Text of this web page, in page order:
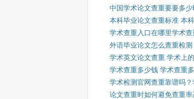
中国学术论文查重要要多少
本科毕业论文查重标准 本
学术查重入口在哪里学术
外语毕业论文怎么查重检测
学术英文论文查重 学术上
学术查重多少钱 学术查重
学术检测官网查重靠谱吗
论文查重时如何避免查重率